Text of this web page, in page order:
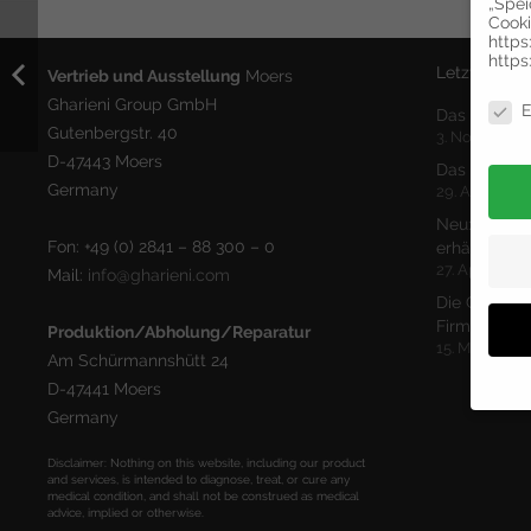
Vertrieb und Ausstellung Moers
Gharieni Group GmbH
Gutenbergstr. 40
D-47443 Moers
Germany
Fon: +49 (0) 2841 – 88 300 – 0
Mail: info@gharieni.com
Produktion/Abholung/Reparatur
Am Schürmannshütt 24
D-47441 Moers
Germany
Disclaimer: Nothing on this website, including our product
and services, is intended to diagnose, treat, or cure any
medical condition, and shall not be construed as medical
advice, implied or otherwise.
Letzte
Das neue
3. November
Das neue
29. April 2022
Neu:
erhältlich
27. April 2022
Die
Firmen-
15. März 2022